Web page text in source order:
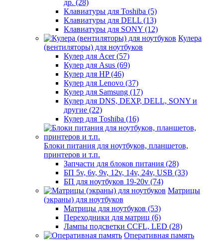
др. (28)
Клавиатуры для Toshiba (5)
Клавиатуры для DELL (13)
Клавиатуры для SONY (12)
Кулера
(вентиляторы) для ноутбуков
Кулер для Acer (57)
Кулер для Asus (69)
Кулер для HP (46)
Кулер для Lenovo (37)
Кулер для Samsung (17)
Кулер для DNS, DEXP, DELL, SONY и
другие (22)
Кулер для Toshiba (16)
Блоки питания для ноутбуков, планшетов,
принтеров и т.п.
Запчасти для блоков питания (28)
БП 5v, 6v, 9v, 12v, 14v, 24v, USB (33)
БП для ноутбуков 19-20v (74)
Матрицы
(экраны) для ноутбуков
Матрицы для ноутбуков (53)
Переходники для матриц (6)
Лампы подсветки CCFL, LED (28)
Оперативная память